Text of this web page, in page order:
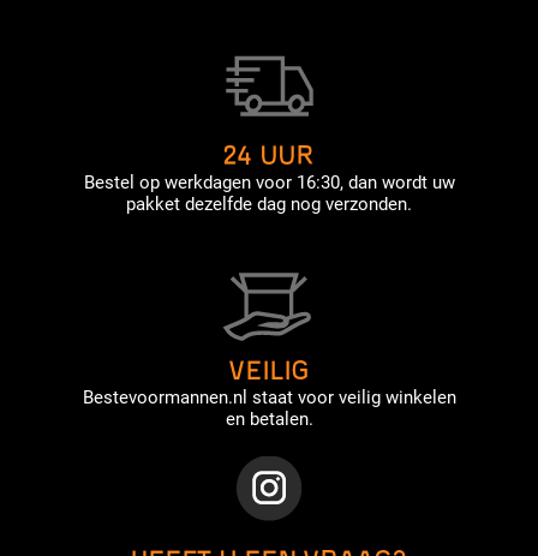
24 UUR
Bestel op werkdagen voor 16:30, dan wordt uw
pakket dezelfde dag nog verzonden.
VEILIG
Bestevoormannen.nl staat voor veilig winkelen
en betalen.